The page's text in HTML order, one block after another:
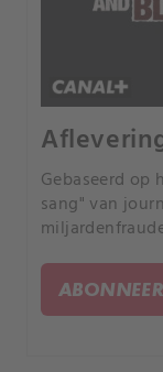
Gebaseerd op
sang" van
genoemd.